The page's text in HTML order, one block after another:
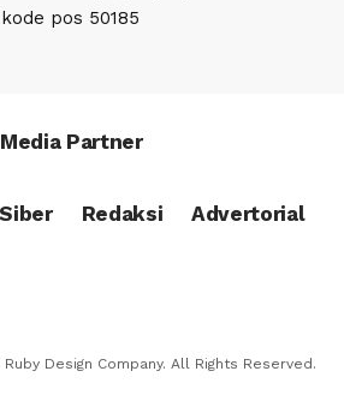
pos 50185
Media Partner
Redaksi Advertorial
Design Company. All Rights Reserved.